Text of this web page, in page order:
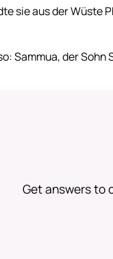
sie aus der Wüste
Sammua, der Sohn
Get answers to